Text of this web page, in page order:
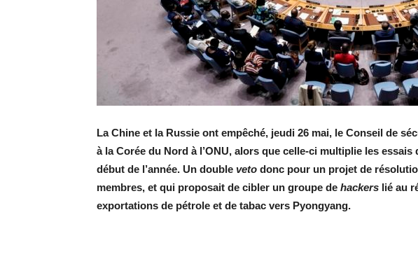
La Chine et la Russie ont empêché, jeudi 26 mai, le Conseil de
à la Corée du Nord à l’ONU, alors que celle-ci multiplie les
début de l’année. Un double veto donc pour un projet de
membres, et qui proposait de cibler un groupe de hackers lié au
exportations de pétrole et de tabac vers Pyongyang.